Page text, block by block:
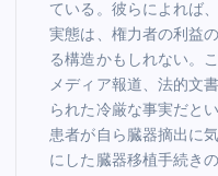
ている。彼らによれば
実態は、権力者の利益
る構造かもしれない。
メディア報道、法的文
られた冷厳な事実だと
患者が自ら臓器摘出に
にした臓器移植手続き